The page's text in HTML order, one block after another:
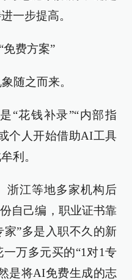
一步提高。
免费方案”
随之而来。
“花钱补录”“内部指
个人开始借助AI工具
利。
浙江等地多家机构后
自己编，职业证书靠
家”多是入职不久的新
万多元买的“1对1专
是将AI免费生成的志